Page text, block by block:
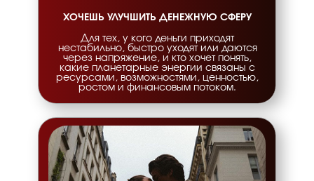
Для тех, у кого деньги приходят
нестабильно, быстро уходят или даются
через напряжение, и кто хочет понять,
какие планетарные энергии связаны с
ресурсами, возможностями, ценностью,
ростом и финансовым потоком.
ХОЧЕШЬ УЛУЧШИТЬ ДЕНЕЖНУЮ СФЕРУ